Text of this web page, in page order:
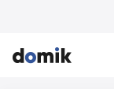


